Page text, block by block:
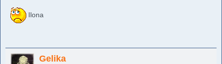
Ilona
Gelika